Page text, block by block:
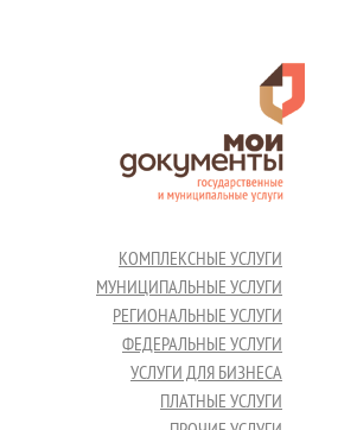
КОМПЛЕКСНЫЕ УСЛУГИ
МУНИЦИПАЛЬНЫЕ УСЛУГИ
РЕГИОНАЛЬНЫЕ УСЛУГИ
ФЕДЕРАЛЬНЫЕ УСЛУГИ
УСЛУГИ ДЛЯ БИЗНЕСА
ПЛАТНЫЕ УСЛУГИ